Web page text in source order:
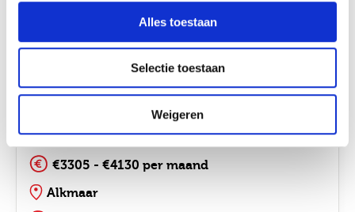
Alles toestaan
Selectie toestaan
Weigeren
Bekijk vacature
KCC medewerker
Woningcorporaties
Top vacature!
€3305 - €4130 per maand
Alkmaar